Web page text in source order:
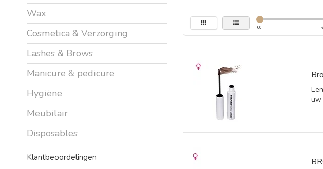
Wax
Cosmetica & Verzorging
Lashes & Brows
Manicure & pedicure
Hygiëne
Meubilair
Disposables
Klantbeoordelingen
€0
uw